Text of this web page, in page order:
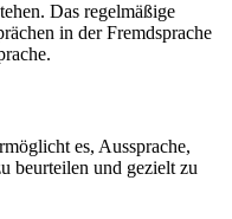
Das regelmäßige
in der Fremdsprache
es, Aussprache,
beurteilen und gezielt zu